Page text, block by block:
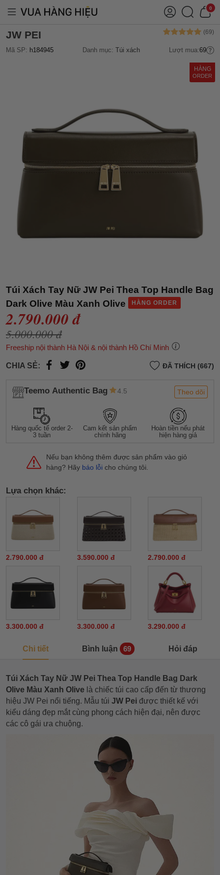
0
JW PEI
Mã SP: h184945 Danh mục: Túi xách Lượt mua:69
HÀNG
ORDER
Túi Xách Tay Nữ JW Pei Thea Top Handle Bag
Dark Olive Màu Xanh Olive
HÀNG ORDER
2.790.000 đ
5.000.000 đ
Freeship nội thành Hà Nội & nội thành Hồ Chí Minh
CHIA SẺ: ĐÃ THÍCH (667)
Teemo Authentic Bag 4.5 Theo dõi
Hàng quốc tế order 2-
3 tuần
Cam kết sản phẩm
chính hãng
Hoàn tiền nếu phát
hiện hàng giả
Nếu bạn không thêm được sản phẩm vào giỏ
hàng? Hãy báo lỗi cho chúng tôi.
Lựa chọn khác:
2.790.000 đ 3.590.000 đ 2.790.000 đ
3.300.000 đ 3.300.000 đ 3.290.000 đ
Chi tiết Bình luận 69 Hỏi đáp
Túi Xách Tay Nữ JW Pei Thea Top Handle Bag Dark
Olive Màu Xanh Olive là chiếc túi cao cấp đến từ thương
hiệu JW Pei nổi tiếng. Mẫu túi JW Pei được thiết kế với
kiểu dáng đẹp mắt cùng phong cách hiện đại, nên được
các cô gái ưa chuộng.